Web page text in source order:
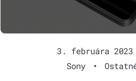
3. februára 2023
Sony
•